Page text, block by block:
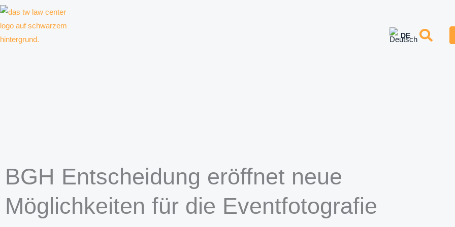
Zum
BGH Entscheidung eröffnet neue
Möglichkeiten für die Eventfotografie